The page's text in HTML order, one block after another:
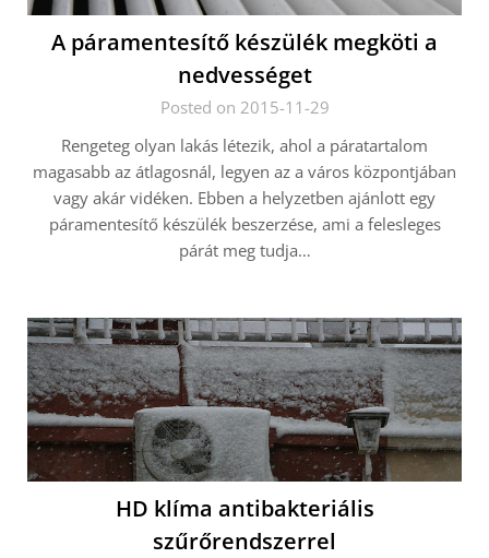
A páramentesítő készülék megköti a
nedvességet
Posted on 2015-11-29
Rengeteg olyan lakás létezik, ahol a páratartalom
magasabb az átlagosnál, legyen az a város központjában
vagy akár vidéken. Ebben a helyzetben ajánlott egy
páramentesítő készülék beszerzése, ami a felesleges
párát meg tudja…
HD klíma antibakteriális
szűrőrendszerrel